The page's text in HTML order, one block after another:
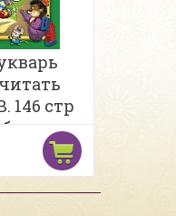
146 стр